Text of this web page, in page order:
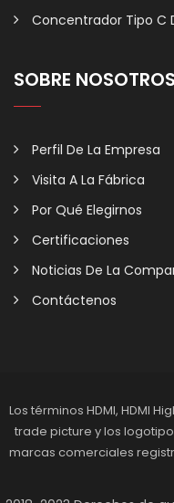
Concentrador Tipo C
SOBRE NOSOTROS
Perfil De La Empresa
Visita A La Fábrica
Por Qué Elegirnos
Certificaciones
Noticias De La
Contáctenos
Los términos HDMI, HDMI
trade picture y los
marcas comerciales